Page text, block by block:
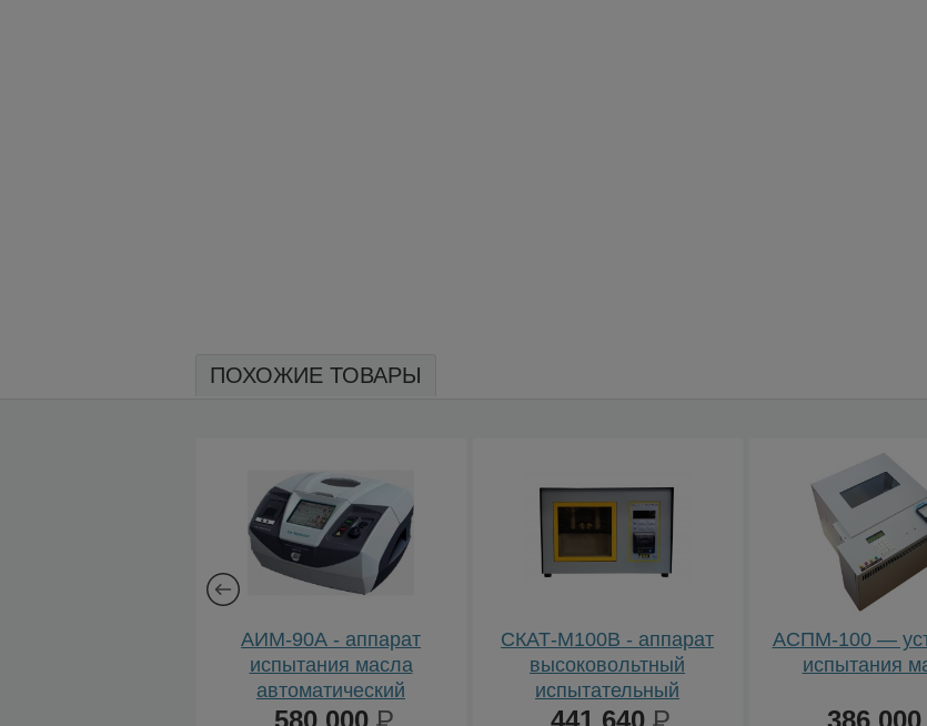
ПОХОЖИЕ ТОВАРЫ
АИМ-90А - аппарат
испытания масла
автоматический
580 000Р
СКАТ-М100В - аппарат
высоковольтный
испытательный
441 640Р
АСПМ-100 —
испытания
386